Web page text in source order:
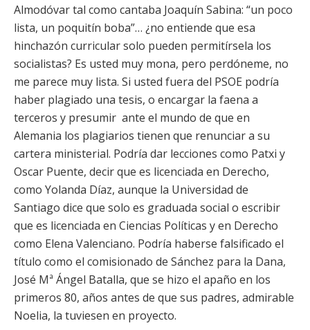
Almodóvar tal como cantaba Joaquín Sabina: “un poco
lista, un poquitín boba”… ¿no entiende que esa
hinchazón curricular solo pueden permitírsela los
socialistas? Es usted muy mona, pero perdóneme, no
me parece muy lista. Si usted fuera del PSOE podría
haber plagiado una tesis, o encargar la faena a
terceros y presumir ante el mundo de que en
Alemania los plagiarios tienen que renunciar a su
cartera ministerial. Podría dar lecciones como Patxi y
Oscar Puente, decir que es licenciada en Derecho,
como Yolanda Díaz, aunque la Universidad de
Santiago dice que solo es graduada social o escribir
que es licenciada en Ciencias Políticas y en Derecho
como Elena Valenciano. Podría haberse falsificado el
título como el comisionado de Sánchez para la Dana,
José Mª Ángel Batalla, que se hizo el apaño en los
primeros 80, años antes de que sus padres, admirable
Noelia, la tuviesen en proyecto.